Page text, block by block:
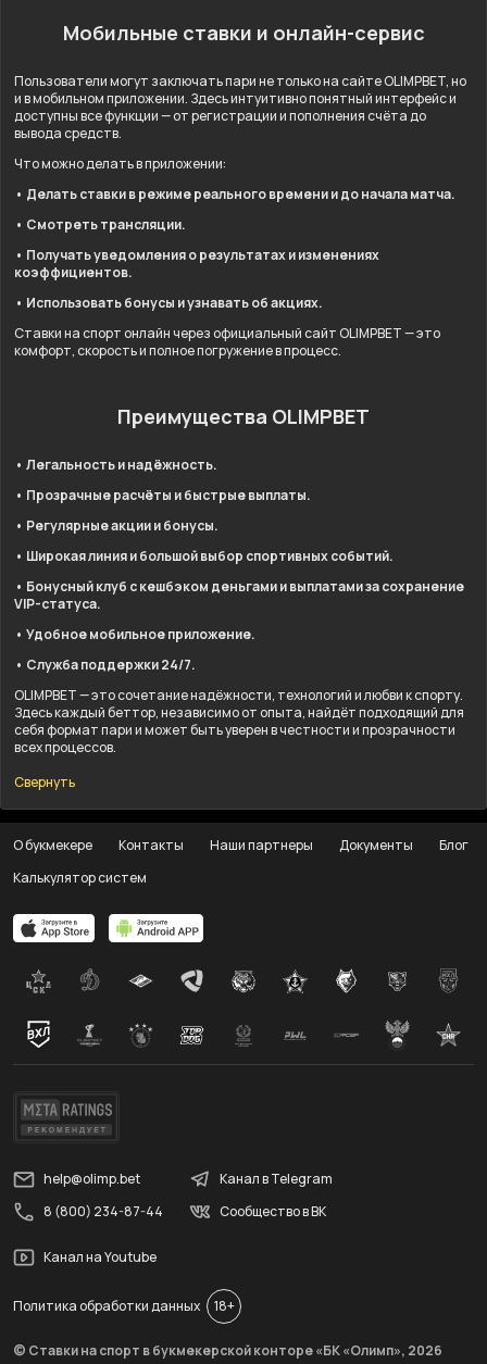
Мобильные ставки и онлайн-сервис
Пользователи могут заключать пари не только на сайте OLIMPBET, но
и в мобильном приложении. Здесь интуитивно понятный интерфейс и
доступны все функции — от регистрации и пополнения счёта до
вывода средств.
Что можно делать в приложении:
• Делать ставки в режиме реального времени и до начала матча.
• Смотреть трансляции.
• Получать уведомления о результатах и изменениях
коэффициентов.
• Использовать бонусы и узнавать об акциях.
Ставки на спорт онлайн через официальный сайт OLIMPBET — это
комфорт, скорость и полное погружение в процесс.
Преимущества OLIMPBET
• Легальность и надёжность.
• Прозрачные расчёты и быстрые выплаты.
• Регулярные акции и бонусы.
• Широкая линия и большой выбор спортивных событий.
• Бонусный клуб с кешбэком деньгами и выплатами за сохранение
VIP-статуса.
• Удобное мобильное приложение.
• Служба поддержки 24/7.
OLIMPBET — это сочетание надёжности, технологий и любви к спорту.
Здесь каждый беттор, независимо от опыта, найдёт подходящий для
себя формат пари и может быть уверен в честности и прозрачности
всех процессов.
Свернуть
О букмекере Контакты Наши партнеры Документы
Блог
Калькулятор систем
help@olimp.bet
8 (800) 234-87-44
Канал в Telegram
Сообщество в ВК
Канал на Youtube
Политика обработки данных 18+
© Ставки на спорт в букмекерской конторе «БК «Олимп», 2026